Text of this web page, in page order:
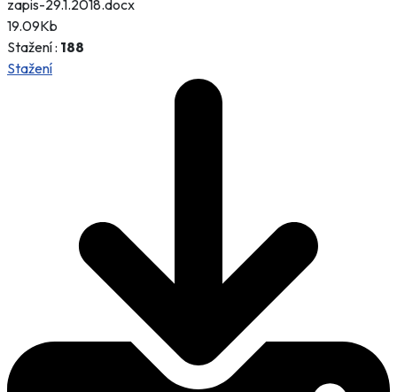
zapis-29.1.2018.docx
19.09Kb
Stažení : 188
Stažení